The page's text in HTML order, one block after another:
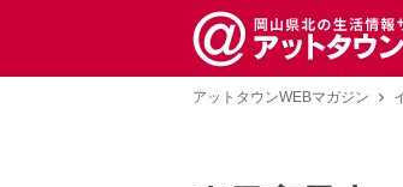
アットタウンWEBマガジン